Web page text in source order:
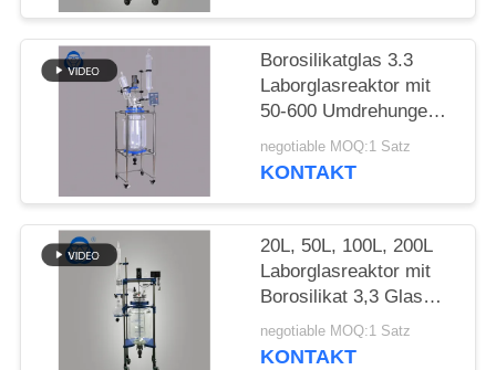
Borosilikatglas 3.3
Laborglasreaktor mit
50-600 Umdrehungen
pro Minute und Vakuum
von 0,098 MPa für
negotiable MOQ:1 Satz
KONTAKT
20L, 50L, 100L, 200L
Laborglasreaktor mit
Borosilikat 3,3 Glas
und 304
Edelstahlrahmen zur
negotiable MOQ:1 Satz
KONTAKT